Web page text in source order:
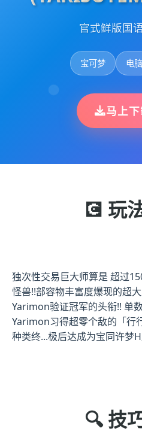
官式鲜版国
宝可梦 电脑
马上
💽 玩
独次性交易巨大师算是 超过
怪兽!!部容物丰富度爆现的超
Yarimon验证冠军的头衔!! 单
Yarimon习得超零个敌的「行
种类终...极后达成为宝同许梦
🔍 技